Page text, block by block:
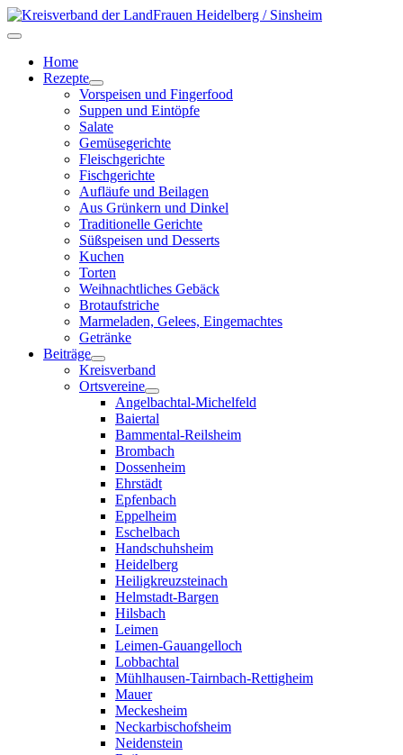
Home
Rezepte
Vorspeisen und Fingerfood
Suppen und Eintöpfe
Salate
Gemüsegerichte
Fleischgerichte
Fischgerichte
Aufläufe und Beilagen
Aus Grünkern und Dinkel
Traditionelle Gerichte
Süßspeisen und Desserts
Kuchen
Torten
Weihnachtliches Gebäck
Brotaufstriche
Marmeladen, Gelees, Eingemachtes
Getränke
Beiträge
Kreisverband
Ortsvereine
Angelbachtal-Michelfeld
Baiertal
Bammental-Reilsheim
Brombach
Dossenheim
Ehrstädt
Epfenbach
Eppelheim
Eschelbach
Handschuhsheim
Heidelberg
Heiligkreuzsteinach
Helmstadt-Bargen
Hilsbach
Leimen
Leimen-Gauangelloch
Lobbachtal
Mühlhausen-Tairnbach-Rettigheim
Mauer
Meckesheim
Neckarbischofsheim
Neidenstein